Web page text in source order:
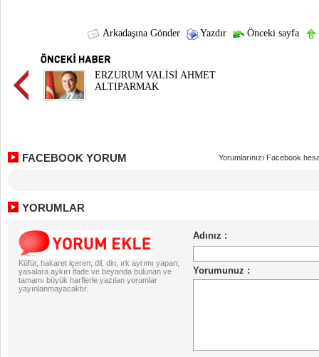
Arkadaşına Gönder Yazdır Önceki sayfa
ERZURUM VALİSİ AHMET
ALTIPARMAK
FACEBOOK YORUM Yorumlarınızı Facebook
YORUMLAR
Küfür, hakaret içeren; dil, din, ırk ayrımı yapan;
yasalara aykırı ifade ve beyanda bulunan ve
tamamı büyük harflerle yazılan yorumlar
yayınlanmayacaktır.